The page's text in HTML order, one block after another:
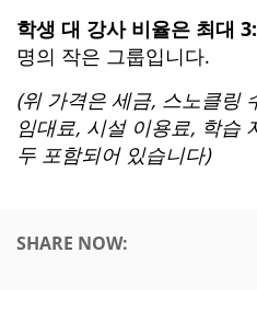
학생 대 강사 비율은 최대
명의 작은 그룹입니다.
(위 가격은 세금, 스노클링
임대료, 시설 이용료, 학습
두 포함되어 있습니다)
SHARE NOW: